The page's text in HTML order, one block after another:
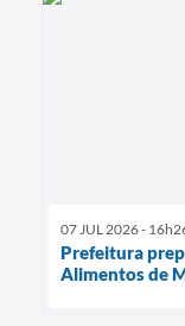
07 JUL 2026 -
Prefeitura
Alimentos de